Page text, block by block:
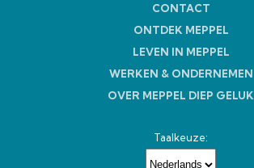
CONTACT
ONTDEK MEPPEL
LEVEN IN MEPPEL
WERKEN & ONDERNEMEN
OVER MEPPEL DIEP GELUK
Taalkeuze: